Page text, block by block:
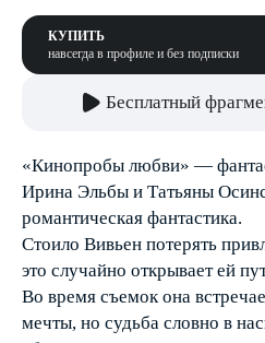
КУПИТЬ
навсегда в профиле и без подписки
Бесплатный
«Кинопробы любви» —
Ирина Эльбы и Татьяны
романтическая фантастика.
Стоило Вивьен потерять
это случайно открывает ей
Во время съемок она
мечты, но судьба словно в